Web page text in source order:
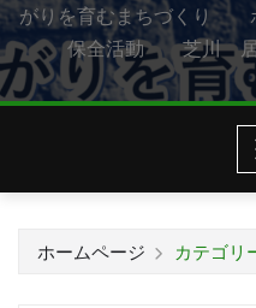
がりを育むまちづく
保全活動 芝川 居
ホームページ カテゴリ